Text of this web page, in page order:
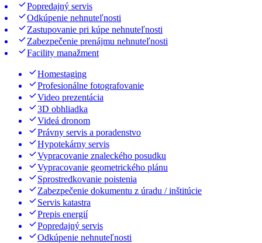
Popredajný servis
Odkúpenie nehnuteľnosti
Zastupovanie pri kúpe nehnuteľnosti
Zabezpečenie prenájmu nehnuteľnosti
Facility manažment
Homestaging
Profesionálne fotografovanie
Video prezentácia
3D obhliadka
Videá dronom
Právny servis a poradenstvo
Hypotekárny servis
Vypracovanie znaleckého posudku
Vypracovanie geometrického plánu
Sprostredkovanie poistenia
Zabezpečenie dokumentu z úradu / inštitúcie
Servis katastra
Prepis energií
Popredajný servis
Odkúpenie nehnuteľnosti